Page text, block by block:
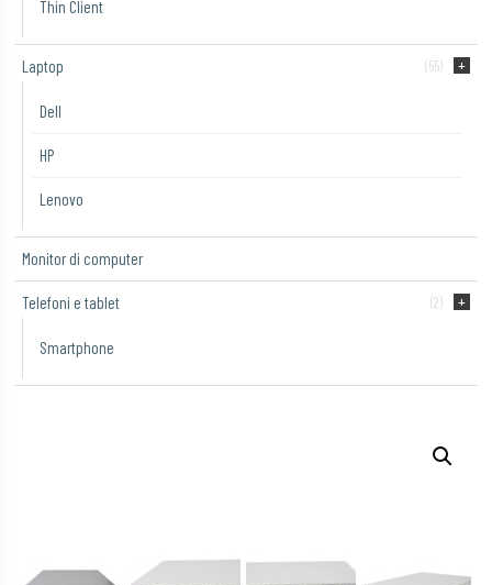
Thin Client
Laptop (55)
Dell
HP
Lenovo
Monitor di computer
Telefoni e tablet (2)
Smartphone